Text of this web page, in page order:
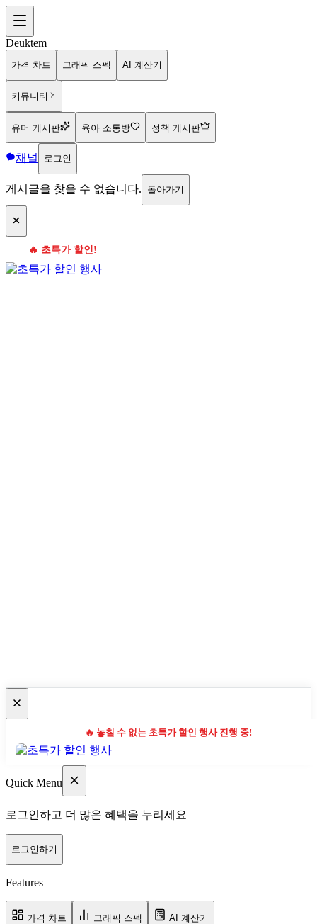
Deuktem
가격 차트 그래픽 스펙 AI 계산기
커뮤니티
유머 게시판 육아 소통방 정책 게시판
채널 로그인
게시글을 찾을 수 없습니다. 돌아가기
🔥 초특가 할인!
🔥 놓칠 수 없는 초특가 할인 행사 진행 중!
Quick Menu
로그인하고 더 많은 혜택을 누리세요
로그인하기
Features
가격 차트 그래픽 스펙 AI 계산기